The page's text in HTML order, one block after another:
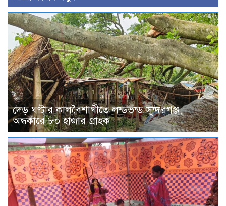
দেড় ঘণ্টার কালবৈশাখীতে লন্ডভন্ড সুন্দরগঞ্জ,
অন্ধকারে ৮০ হাজার গ্রাহক